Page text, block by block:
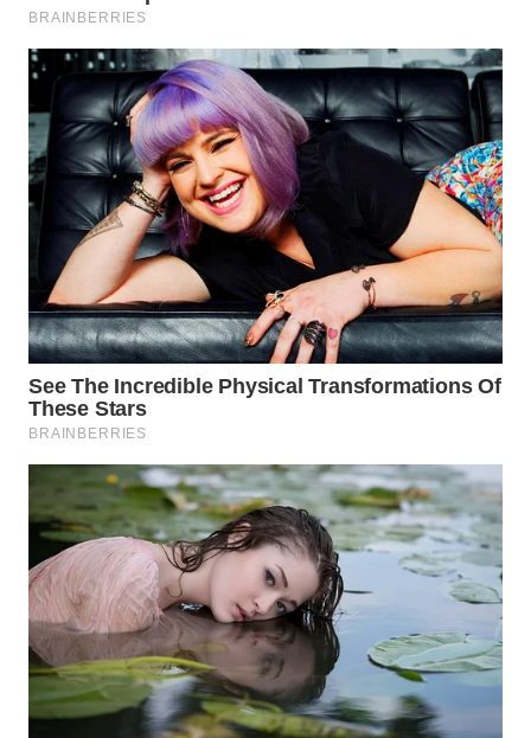
WN
INDRAMAYU
WN
KUNINGAN
WN
MAJALENGKA
SUBANG
WN
SUKABUMI
PURWAKARTA
WN
PRIANGAN
TIMUR
WN
SEMARANG